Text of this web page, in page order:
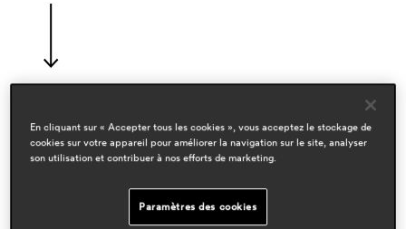
designers
alberto basaglia & natalia rota nodari
hospitality
En cliquant sur « Accepter tous les cookies », vous acceptez le stockage de
cookies sur votre appareil pour améliorer la navigation sur le site, analyser
son utilisation et contribuer à nos efforts de marketing.
Paramètres des cookies